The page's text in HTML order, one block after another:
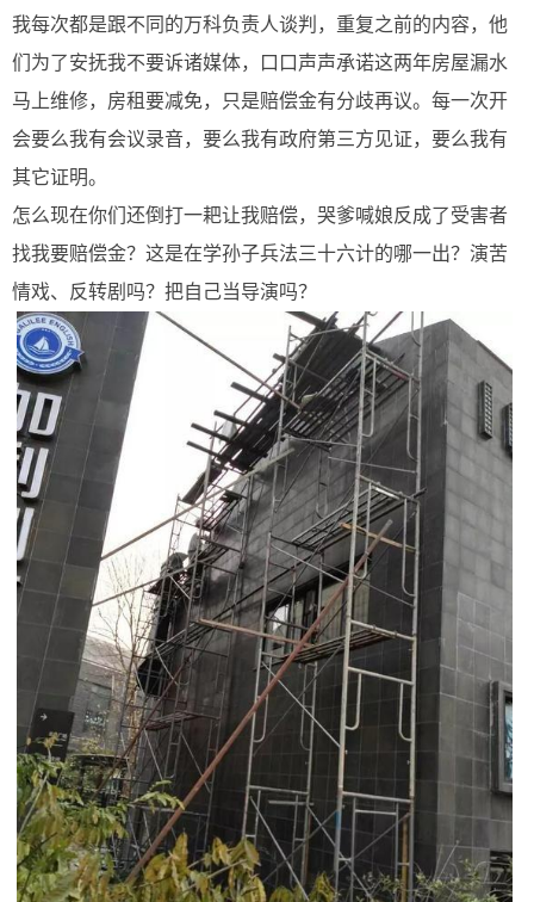
我每次都是跟不同的万科负责人谈判，重复之前的内容，他
们为了安抚我不要诉诸媒体，口口声声承诺这两年房屋漏水
马上维修，房租要减免，只是赔偿金有分歧再议。每一次开
会要么我有会议录音，要么我有政府第三方见证，要么我有
其它证明。
怎么现在你们还倒打一耙让我赔偿，哭爹喊娘反成了受害者
找我要赔偿金？这是在学孙子兵法三十六计的哪一出？演苦
情戏、反转剧吗？把自己当导演吗？